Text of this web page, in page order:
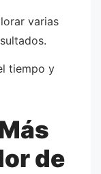
varias
tiempo y
de